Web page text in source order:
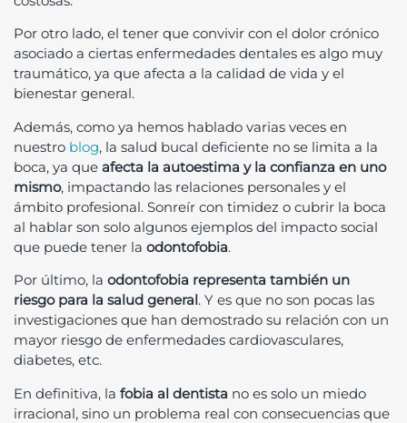
Por otro lado, el tener que convivir con el dolor crónico
asociado a ciertas enfermedades dentales es algo muy
traumático, ya que afecta a la calidad de vida y el
bienestar general.
Además, como ya hemos hablado varias veces en
nuestro blog, la salud bucal deficiente no se limita a la
boca, ya que afecta la autoestima y la confianza en uno
mismo, impactando las relaciones personales y el
ámbito profesional. Sonreír con timidez o cubrir la boca
al hablar son solo algunos ejemplos del impacto social
que puede tener la odontofobia.
Por último, la odontofobia representa también un
riesgo para la salud general. Y es que no son pocas las
investigaciones que han demostrado su relación con un
mayor riesgo de enfermedades cardiovasculares,
diabetes, etc.
En definitiva, la fobia al dentista no es solo un miedo
irracional, sino un problema real con consecuencias que